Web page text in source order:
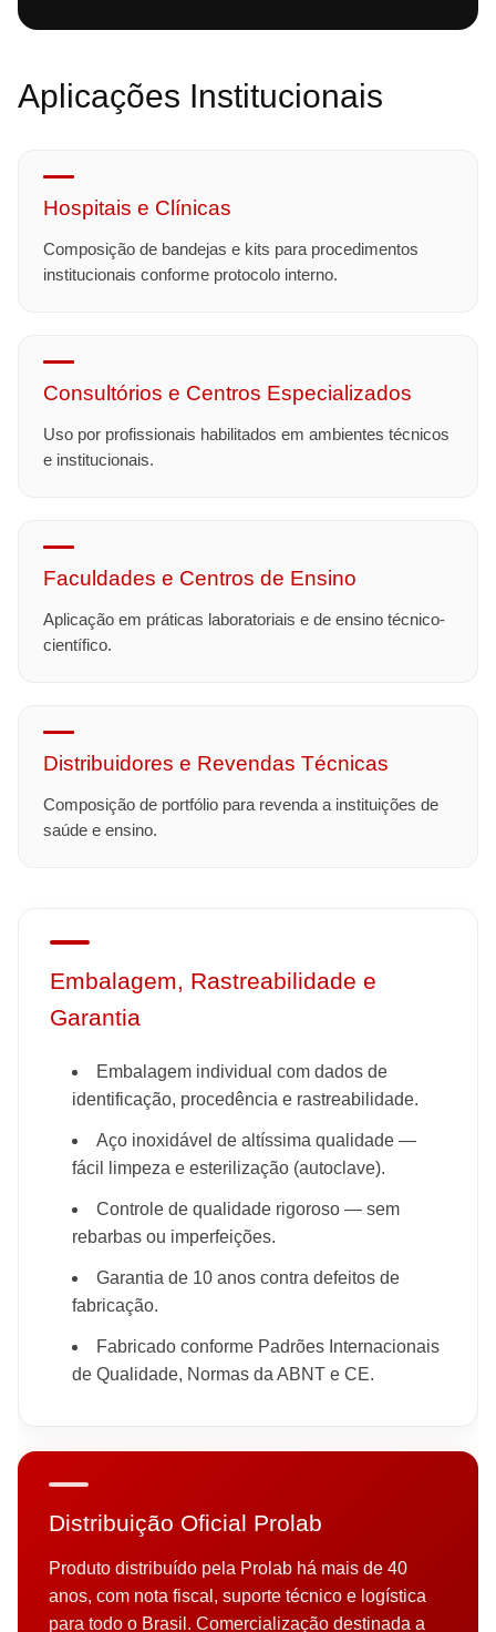
Aplicações Institucionais
Hospitais e Clínicas
Composição de bandejas e kits para procedimentos
institucionais conforme protocolo interno.
Consultórios e Centros Especializados
Uso por profissionais habilitados em ambientes técnicos
e institucionais.
Faculdades e Centros de Ensino
Aplicação em práticas laboratoriais e de ensino técnico-
científico.
Distribuidores e Revendas Técnicas
Composição de portfólio para revenda a instituições de
saúde e ensino.
Embalagem, Rastreabilidade e
Garantia
Embalagem individual com dados de
identificação, procedência e rastreabilidade.
Aço inoxidável de altíssima qualidade —
fácil limpeza e esterilização (autoclave).
Controle de qualidade rigoroso — sem
rebarbas ou imperfeições.
Garantia de 10 anos contra defeitos de
fabricação.
Fabricado conforme Padrões Internacionais
de Qualidade, Normas da ABNT e CE.
Distribuição Oficial Prolab
Produto distribuído pela Prolab há mais de 40
anos, com nota fiscal, suporte técnico e logística
para todo o Brasil. Comercialização destinada a